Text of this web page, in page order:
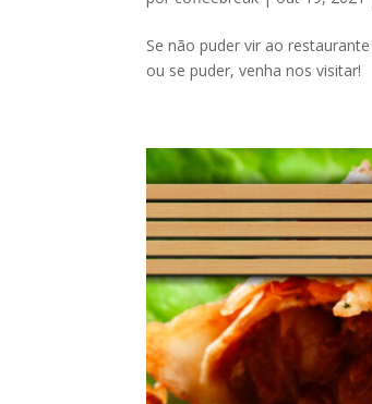
Se não puder vir ao
ou se puder, venha nos visitar!